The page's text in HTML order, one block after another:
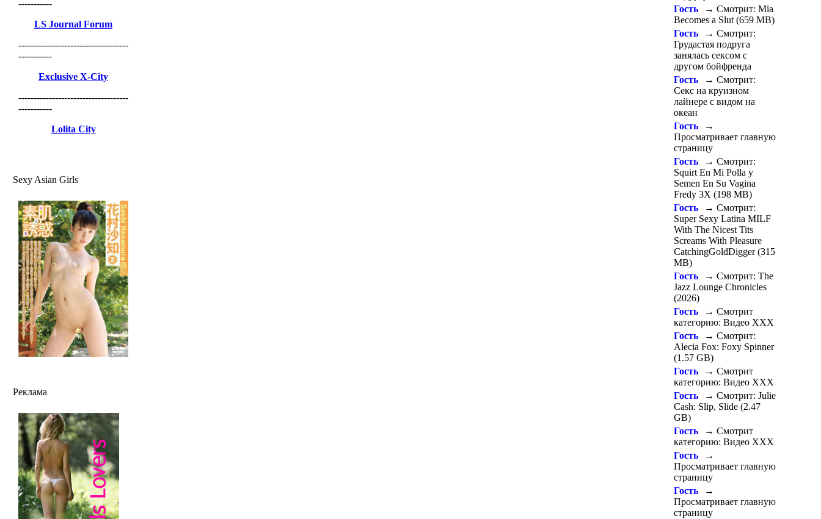
-----------
LS Journal Forum
------------------------------------
-----------
Exclusive X-City
------------------------------------
-----------
Lolita City
Sexy Asian Girls
Реклама
Гость
→ Смотрит: Mia
Becomes a Slut (659 MB)
Гость
→ Смотрит:
Грудастая подруга
занялась сексом с
другом бойфренда
Гость
→ Смотрит:
Секс на круизном
лайнере с видом на
океан
Гость
→
Просматривает главную
страницу
Гость
→ Смотрит:
Squirt En Mi Polla y
Semen En Su Vagina
Fredy 3X (198 MB)
Гость
→ Смотрит:
Super Sexy Latina MILF
With The Nicest Tits
Screams With Pleasure
CatchingGoldDigger (315
MB)
Гость
→ Смотрит: The
Jazz Lounge Chronicles
(2026)
Гость
→ Смотрит
категорию: Видео ХХХ
Гость
→ Смотрит:
Alecia Fox: Foxy Spinner
(1.57 GB)
Гость
→ Смотрит
категорию: Видео ХХХ
Гость
→ Смотрит: Julie
Cash: Slip, Slide (2.47
GB)
Гость
→ Смотрит
категорию: Видео ХХХ
Гость
→
Просматривает главную
страницу
Гость
→
Просматривает главную
страницу